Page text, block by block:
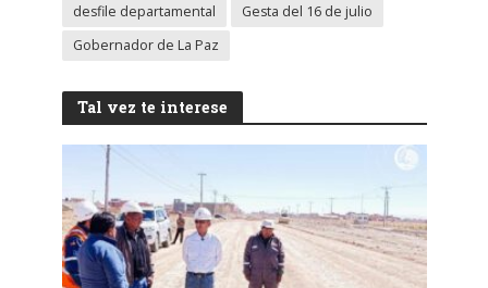
desfile departamental
Gesta del 16 de julio
Gobernador de La Paz
Tal vez te interese